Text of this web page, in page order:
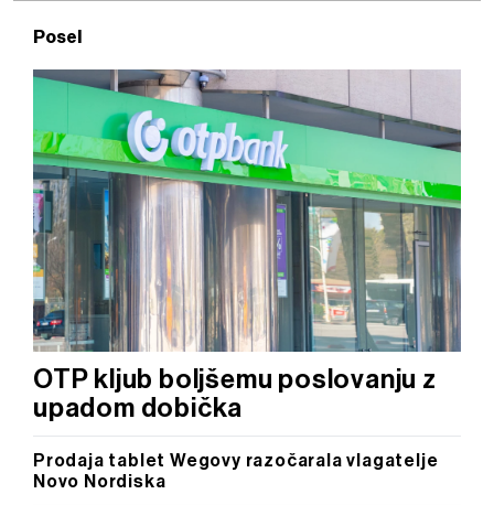
Posel
OTP kljub boljšemu poslovanju z
upadom dobička
Prodaja tablet Wegovy razočarala vlagatelje
Novo Nordiska